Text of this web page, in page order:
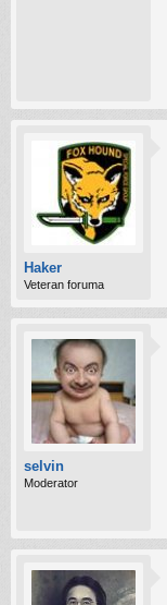
Haker
Veteran foruma
selvin
Moderator